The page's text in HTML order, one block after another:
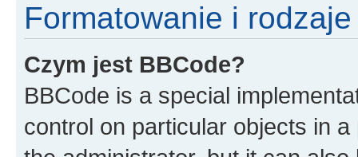
Formatowanie i
Czym jest BBCode?
BBCode is a special
control on particular objects in